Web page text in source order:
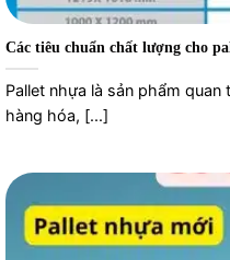
Các tiêu chuẩn chất lượng cho
Pallet nhựa là sản phẩm
hàng hóa, [...]